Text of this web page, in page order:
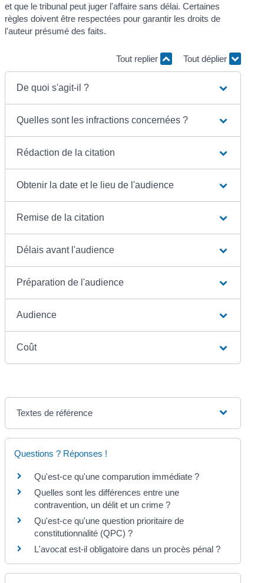
et que le tribunal peut juger l'affaire sans délai. Certaines
règles doivent être respectées pour garantir les droits de
l'auteur présumé des faits.
Tout replier Tout déplier
De quoi s'agit-il ?
Quelles sont les infractions concernées ?
Rédaction de la citation
Obtenir la date et le lieu de l'audience
Remise de la citation
Délais avant l'audience
Préparation de l'audience
Audience
Coût
Textes de référence
Questions ? Réponses !
Qu'est-ce qu'une comparution immédiate ?
Quelles sont les différences entre une
contravention, un délit et un crime ?
Qu'est-ce qu'une question prioritaire de
constitutionnalité (QPC) ?
L'avocat est-il obligatoire dans un procès pénal ?